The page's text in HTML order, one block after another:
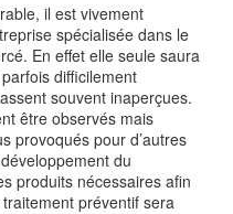
il est vivement
spécialisée dans le
En effet elle seule saura
difficilement
souvent inaperçues.
être observés mais
provoqués pour d’autres
du
produits nécessaires afin
préventif sera